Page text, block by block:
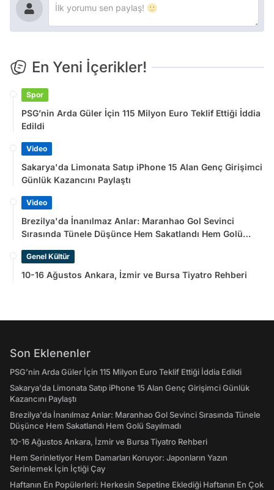
En Yeni İçerikler!
Spor
PSG’nin Arda Güler İçin 115 Milyon Euro Teklif Ettiği İddia
Edildi
Video
Sakarya'da Limonata Satıp iPhone 15 Alan Genç Girişimci
Günlük Kazancını Paylaştı
Video
Brezilya'da İnanılmaz Anlar: Maranhao Gol Sevinci
Sırasında Tünele Düşünce Hem Sakatlandı Hem Golü
Genel Kültür
10-16 Ağustos Ankara, İzmir ve Bursa Tiyatro Rehberi
Son Eklenenler
PSG’nin Arda Güler İçin 115 Milyon Euro Teklif Ettiği İddia Edildi
Sakarya'da Limonata Satıp iPhone 15 Alan Genç Girişimci Günlük
Kazancını Paylaştı
Brezilya'da İnanılmaz Anlar: Maranhao Gol Sevinci Sırasında Tünele
Düşünce Hem Sakatlandı Hem Golü Sayılmadı
10-16 Ağustos Ankara, İzmir ve Bursa Tiyatro Rehberi
Hem Serinletiyor Hem Damarları Koruyor: Japonların Yazın
Serinlemek İçin İçtiği Çay
Haftanın En Popülerleri: Herkesin Sepetine Eklediği Haftanın En Çok